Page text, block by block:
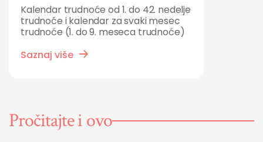
Kalendar trudnoće od 1. do 42. nedelje
trudnoće i kalendar za svaki mesec
trudnoće (1. do 9. meseca trudnoće)
Saznaj više
Pročitajte i ovo